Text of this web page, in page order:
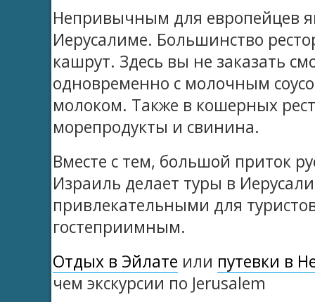
Непривычным для европейцев
Иерусалиме. Большинство
кашрут. Здесь вы не заказать
одновременно с молочным
молоком. Также в кошерных
морепродукты и свинина.
Вместе с тем, большой приток
Израиль делает туры в
привлекательными для
гостеприимным.
Отдых в Эйлате или путевки в
чем экскурсии по Jerusalem